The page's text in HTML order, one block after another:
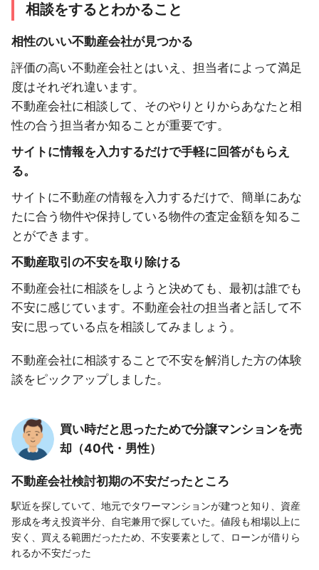
相談をするとわかること
相性のいい不動産会社が見つかる
評価の高い不動産会社とはいえ、担当者によって満足
度はそれぞれ違います。
不動産会社に相談して、そのやりとりからあなたと相
性の合う担当者か知ることが重要です。
サイトに情報を入力するだけで手軽に回答がもらえ
る。
サイトに不動産の情報を入力するだけで、簡単にあな
たに合う物件や保持している物件の査定金額を知るこ
とができます。
不動産取引の不安を取り除ける
不動産会社に相談をしようと決めても、最初は誰でも
不安に感じています。不動産会社の担当者と話して不
安に思っている点を相談してみましょう。
不動産会社に相談することで不安を解消した方の体験
談をピックアップしました。
買い時だと思ったためで分譲マンションを売
却（40代・男性）
不動産会社検討初期の不安だったところ
駅近を探していて、地元でタワーマンションが建つと知り、資産
形成を考え投資半分、自宅兼用で探していた。値段も相場以上に
安く、買える範囲だったため、不安要素として、ローンが借りら
れるか不安だった